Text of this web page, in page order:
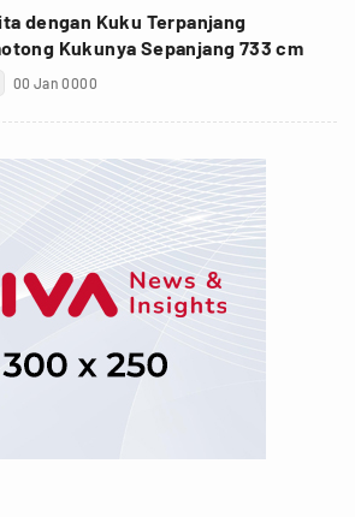
dengan Kuku Terpanjang
Kukunya Sepanjang 733 cm
00 Jan 0000